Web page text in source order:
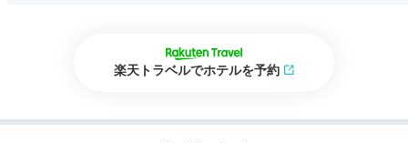
楽天トラベルでホテルを予約